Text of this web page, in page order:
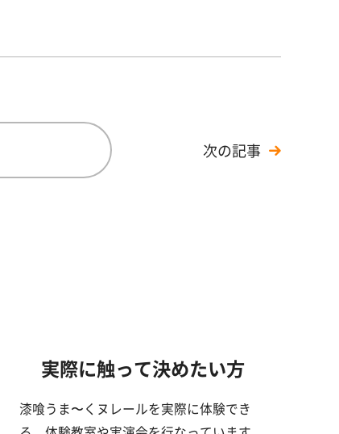
次の記事
実際に触って決めたい方
漆喰うま〜くヌレールを実際に体験でき